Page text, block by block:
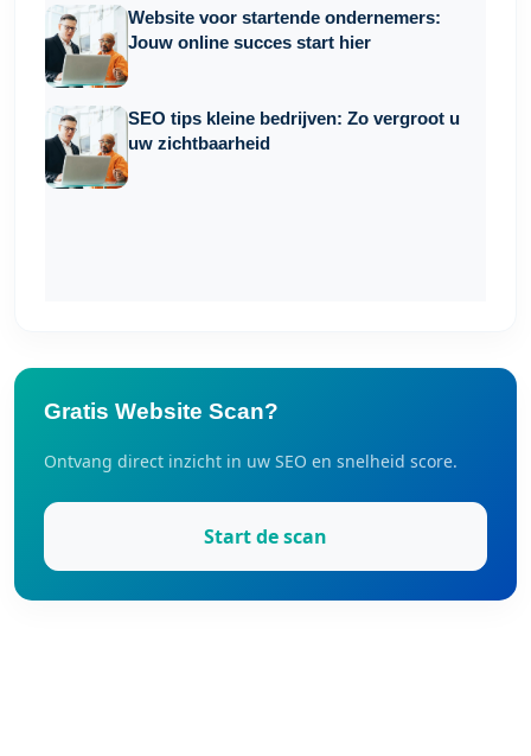
Website voor startende ondernemers:
Jouw online succes start hier
SEO tips kleine bedrijven: Zo vergroot u
uw zichtbaarheid
Gratis Website Scan?
Ontvang direct inzicht in uw SEO en snelheid score.
Start de scan